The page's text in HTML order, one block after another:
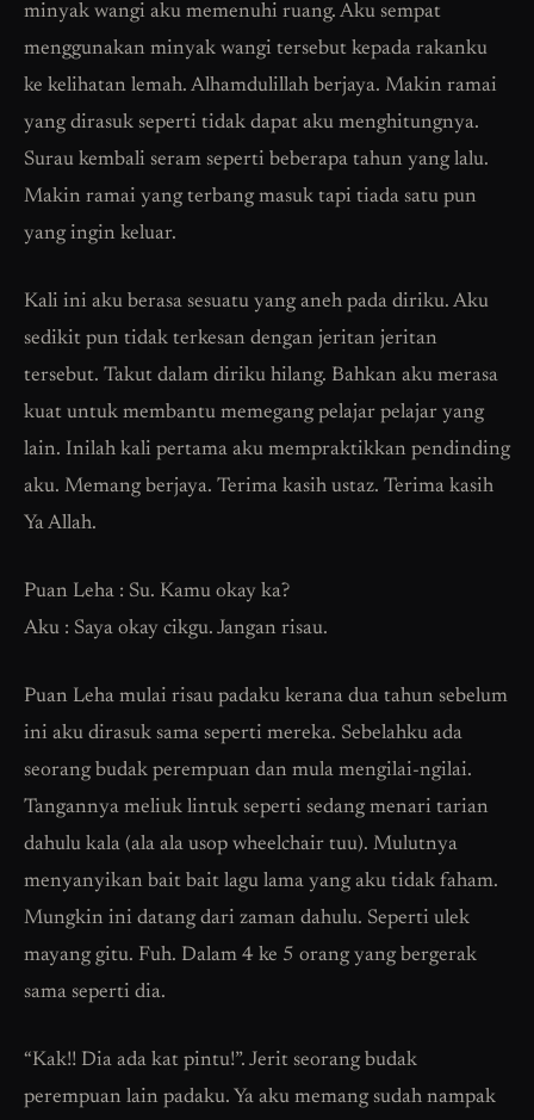
minyak wangi aku memenuhi ruang. Aku sempat
menggunakan minyak wangi tersebut kepada rakanku
ke kelihatan lemah. Alhamdulillah berjaya. Makin ramai
yang dirasuk seperti tidak dapat aku menghitungnya.
Surau kembali seram seperti beberapa tahun yang lalu.
Makin ramai yang terbang masuk tapi tiada satu pun
yang ingin keluar.
Kali ini aku berasa sesuatu yang aneh pada diriku. Aku
sedikit pun tidak terkesan dengan jeritan jeritan
tersebut. Takut dalam diriku hilang. Bahkan aku merasa
kuat untuk membantu memegang pelajar pelajar yang
lain. Inilah kali pertama aku mempraktikkan pendinding
aku. Memang berjaya. Terima kasih ustaz. Terima kasih
Ya Allah.
Puan Leha : Su. Kamu okay ka?
Aku : Saya okay cikgu. Jangan risau.
Puan Leha mulai risau padaku kerana dua tahun sebelum
ini aku dirasuk sama seperti mereka. Sebelahku ada
seorang budak perempuan dan mula mengilai-ngilai.
Tangannya meliuk lintuk seperti sedang menari tarian
dahulu kala (ala ala usop wheelchair tuu). Mulutnya
menyanyikan bait bait lagu lama yang aku tidak faham.
Mungkin ini datang dari zaman dahulu. Seperti ulek
mayang gitu. Fuh. Dalam 4 ke 5 orang yang bergerak
sama seperti dia.
“Kak!! Dia ada kat pintu!”. Jerit seorang budak
perempuan lain padaku. Ya aku memang sudah nampak